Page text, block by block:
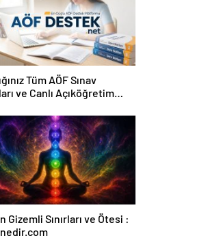
Tüm AÖF Sınav
ve Canlı Açıköğretim
Gizemli Sınırları ve Ötesi :